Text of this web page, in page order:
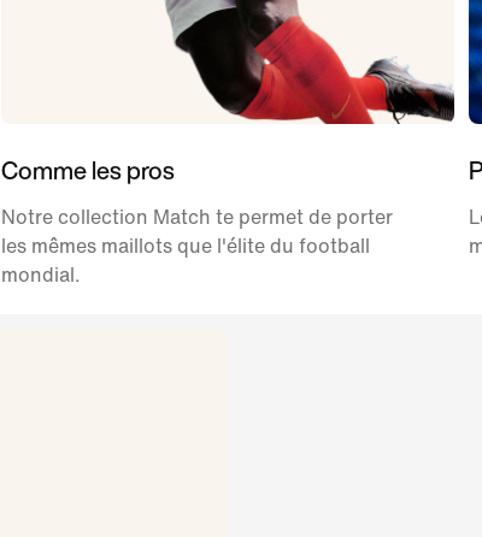
Comme les pros
Notre collection Match te permet de porter
les mêmes maillots que l'élite du football
mondial.